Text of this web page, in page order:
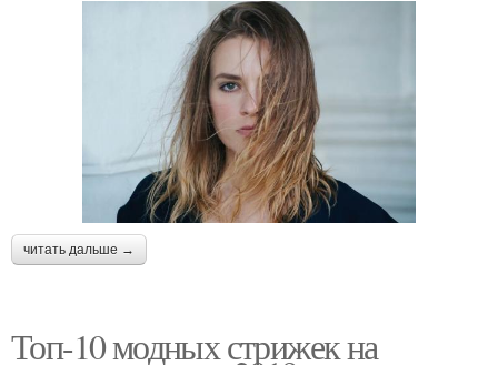
читать дальше →
Топ-10 модных стрижек на